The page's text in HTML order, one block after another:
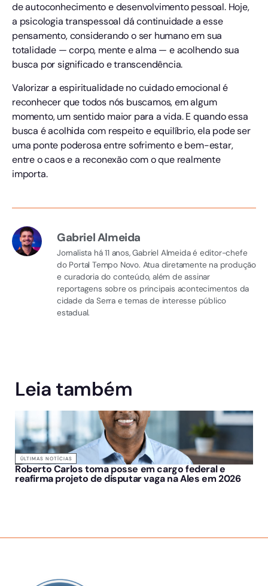
de autoconhecimento e desenvolvimento pessoal. Hoje,
a psicologia transpessoal dá continuidade a esse
pensamento, considerando o ser humano em sua
totalidade — corpo, mente e alma — e acolhendo sua
busca por significado e transcendência.
Valorizar a espiritualidade no cuidado emocional é
reconhecer que todos nós buscamos, em algum
momento, um sentido maior para a vida. E quando essa
busca é acolhida com respeito e equilíbrio, ela pode ser
uma ponte poderosa entre sofrimento e bem-estar,
entre o caos e a reconexão com o que realmente
importa.
Gabriel Almeida
Jornalista há 11 anos, Gabriel Almeida é editor-chefe
do Portal Tempo Novo. Atua diretamente na produção
e curadoria do conteúdo, além de assinar
reportagens sobre os principais acontecimentos da
cidade da Serra e temas de interesse público
estadual.
Leia também
ÚLTIMAS NOTÍCIAS
Roberto Carlos toma posse em cargo federal e
reafirma projeto de disputar vaga na Ales em 2026